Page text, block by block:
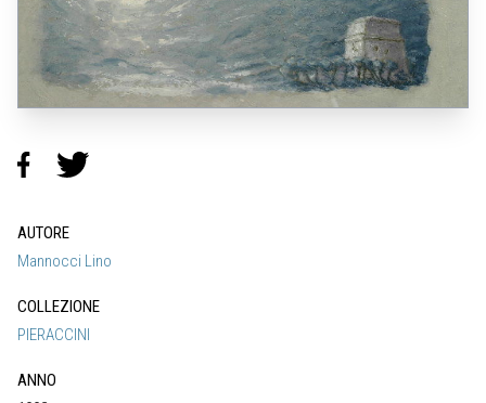
AUTORE
Mannocci Lino
COLLEZIONE
PIERACCINI
ANNO